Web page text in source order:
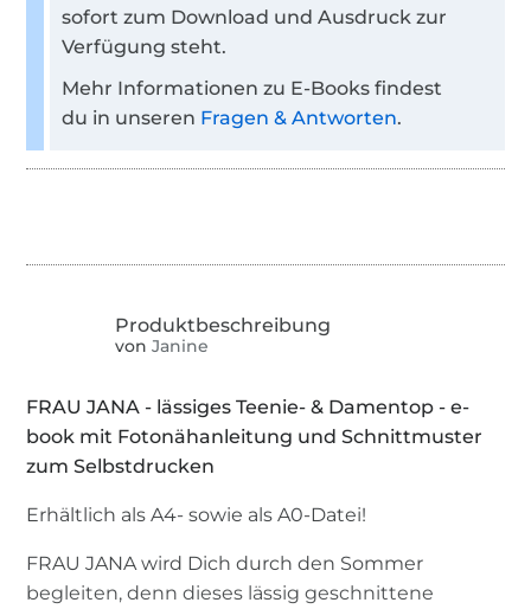
sofort zum Download und Ausdruck zur
Verfügung steht.
Mehr Informationen zu E-Books findest
du in unseren Fragen & Antworten.
von Janine
FRAU JANA - lässiges Teenie- & Damentop - e-
book mit Fotonähanleitung und Schnittmuster
zum Selbstdrucken
Erhältlich als A4- sowie als A0-Datei!
FRAU JANA wird Dich durch den Sommer
begleiten, denn dieses lässig geschnittene